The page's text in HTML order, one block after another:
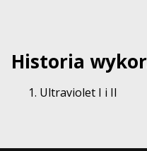
Historia
Ultraviolet I i II